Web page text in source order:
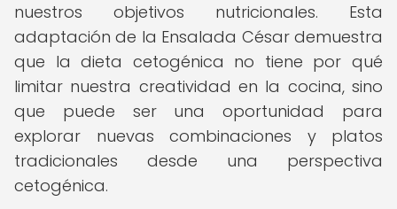
nuestros objetivos nutricionales. Esta
adaptación de la Ensalada César demuestra
que la dieta cetogénica no tiene por qué
limitar nuestra creatividad en la cocina, sino
que puede ser una oportunidad para
explorar nuevas combinaciones y platos
tradicionales desde una perspectiva
cetogénica.